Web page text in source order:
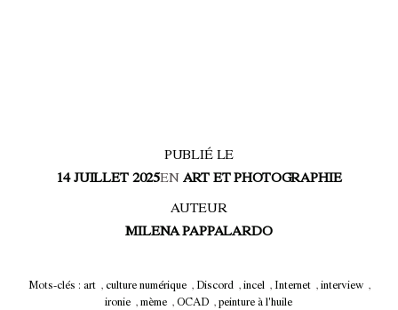
PUBLIÉ LE
14 JUILLET 2025EN ART ET PHOTOGRAPHIE
AUTEUR
MILENA PAPPALARDO
Mots-clés : art , culture numérique , Discord , incel , Internet , interview ,
ironie , mème , OCAD , peinture à l'huile